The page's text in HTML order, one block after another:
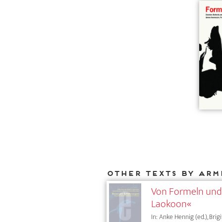
Other texts by
Von Formeln
Laokoon«
In: Anke Hennig (ed.),